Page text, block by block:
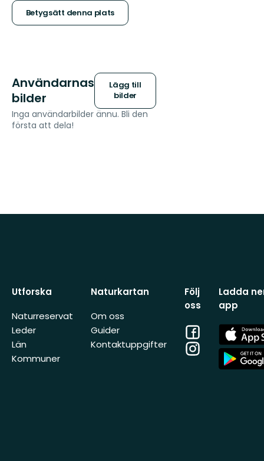
stjärnor
Betygsätt denna plats
Användarnas
bilder
Lägg till
bilder
Inga användarbilder ännu. Bli den
första att dela!
Utforska
Naturreservat
Leder
Län
Kommuner
Naturkartan
Om oss
Guider
Kontaktuppgifter
Följ
oss
Facebook
Instagram
Ladda
app
App
Store
App
Store